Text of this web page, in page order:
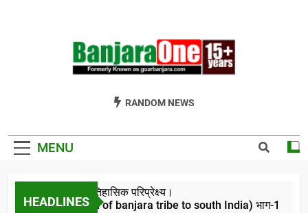
Welcome To
GoarBanjara.com
RANDOM NEWS
MENU
HEADLINES
बंजारो का ऐतिहासिक परिप्रेक्ष्य।
(Migration of banjara tribe to south India) भाग-1